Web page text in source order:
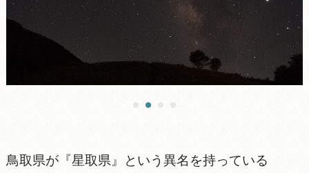
鳥取県が『星取県』という異名を持っている